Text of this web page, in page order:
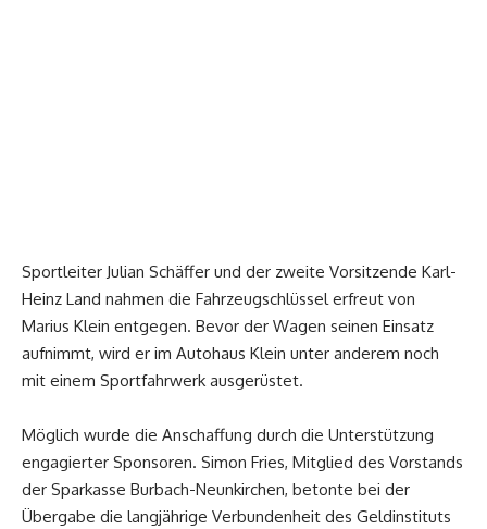
Sportleiter Julian Schäffer und der zweite Vorsitzende Karl-
Heinz Land nahmen die Fahrzeugschlüssel erfreut von
Marius Klein entgegen. Bevor der Wagen seinen Einsatz
aufnimmt, wird er im Autohaus Klein unter anderem noch
mit einem Sportfahrwerk ausgerüstet.
Möglich wurde die Anschaffung durch die Unterstützung
engagierter Sponsoren. Simon Fries, Mitglied des Vorstands
der Sparkasse Burbach-Neunkirchen, betonte bei der
Übergabe die langjährige Verbundenheit des Geldinstituts